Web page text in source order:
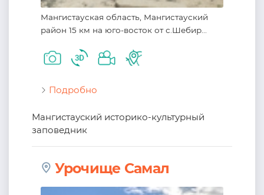
Мангистауская область, Мангистауский
район 15 км на юго-восток от с.Шебир...
Подробно
Мангистауский историко-культурный
заповедник
Урочище Самал